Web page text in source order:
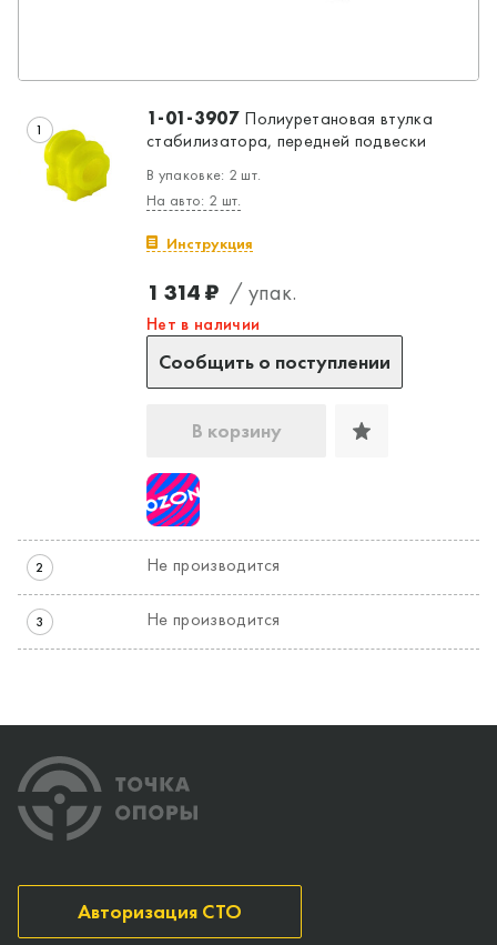
1 1-01-3907Полиуретановая втулка
стабилизатора, передней подвески
В упаковке: 2 шт.
На авто: 2 шт.
Инструкция
1 314 ₽ / упак.
Нет в наличии
Сообщить о поступлении
В корзину
2 Не производится
3 Не производится
Авторизация СТО